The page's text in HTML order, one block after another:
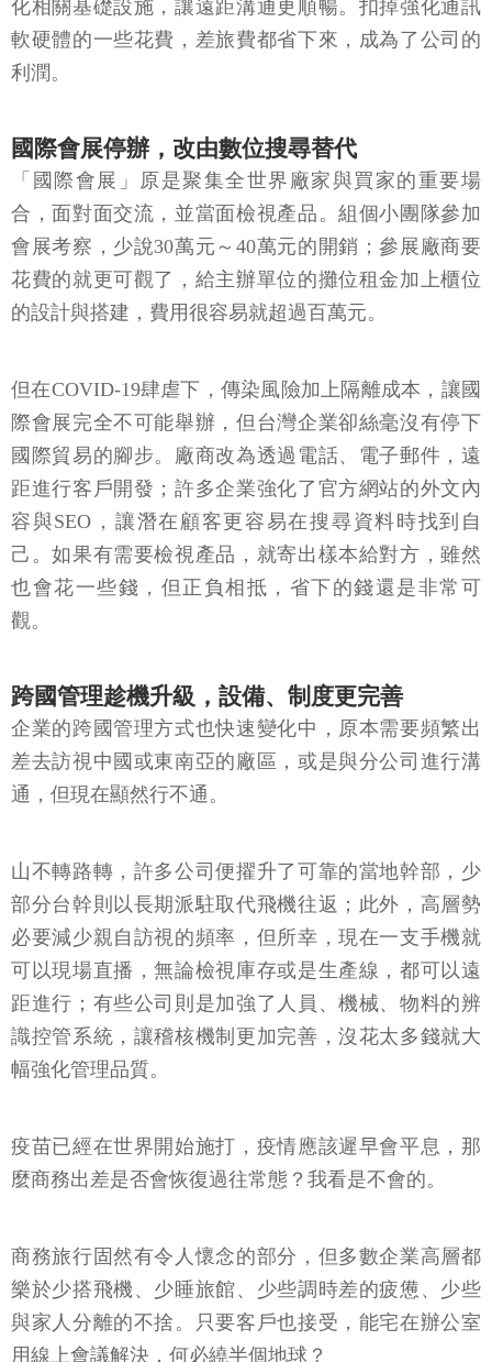
化相關基礎設施，讓遠距溝通更順暢。扣掉強化通訊
軟硬體的一些花費，差旅費都省下來，成為了公司的
利潤。
國際會展停辦，改由數位搜尋替代
「國際會展」原是聚集全世界廠家與買家的重要場
合，面對面交流，並當面檢視產品。組個小團隊參加
會展考察，少說30萬元～40萬元的開銷；參展廠商要
花費的就更可觀了，給主辦單位的攤位租金加上櫃位
的設計與搭建，費用很容易就超過百萬元。
但在COVID-19肆虐下，傳染風險加上隔離成本，讓國
際會展完全不可能舉辦，但台灣企業卻絲毫沒有停下
國際貿易的腳步。廠商改為透過電話、電子郵件，遠
距進行客戶開發；許多企業強化了官方網站的外文內
容與SEO，讓潛在顧客更容易在搜尋資料時找到自
己。如果有需要檢視產品，就寄出樣本給對方，雖然
也會花一些錢，但正負相抵，省下的錢還是非常可
觀。
跨國管理趁機升級，設備、制度更完善
企業的跨國管理方式也快速變化中，原本需要頻繁出
差去訪視中國或東南亞的廠區，或是與分公司進行溝
通，但現在顯然行不通。
山不轉路轉，許多公司便擢升了可靠的當地幹部，少
部分台幹則以長期派駐取代飛機往返；此外，高層勢
必要減少親自訪視的頻率，但所幸，現在一支手機就
可以現場直播，無論檢視庫存或是生產線，都可以遠
距進行；有些公司則是加強了人員、機械、物料的辨
識控管系統，讓稽核機制更加完善，沒花太多錢就大
幅強化管理品質。
疫苗已經在世界開始施打，疫情應該遲早會平息，那
麼商務出差是否會恢復過往常態？我看是不會的。
商務旅行固然有令人懷念的部分，但多數企業高層都
樂於少搭飛機、少睡旅館、少些調時差的疲憊、少些
與家人分離的不捨。只要客戶也接受，能宅在辦公室
用線上會議解決，何必繞半個地球？